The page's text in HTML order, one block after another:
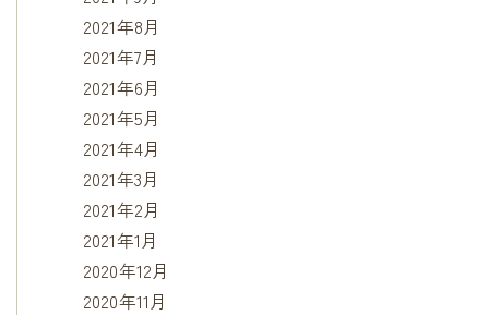
2021年8月
2021年7月
2021年6月
2021年5月
2021年4月
2021年3月
2021年2月
2021年1月
2020年12月
2020年11月